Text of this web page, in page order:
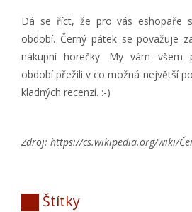
Dá se říct, že pro vás eshopaře
období. Černý pátek se považuje
nákupní horečky. My vám všem
období přežili v co možná největší
kladných recenzí. :-)
Zdroj: https://cs.wikipedia.org/wiki/
Štítky